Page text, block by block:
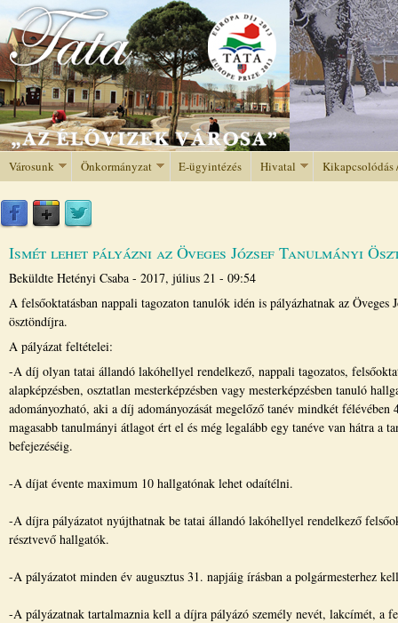
Jump to navigation
Városunk Önkormányzat E-ügyintézés Hivatal Kikapcsolódás
Ismét lehet pályázni az Öveges József Tanulmányi
Beküldte Hetényi Csaba - 2017, július 21 - 09:54
A felsőoktatásban nappali tagozaton tanulók idén is pályázhatnak az Öveges
ösztöndíjra.
A pályázat feltételei:
-A díj olyan tatai állandó lakóhellyel rendelkező, nappali tagozatos,
alapképzésben, osztatlan mesterképzésben vagy mesterképzésben tanuló
adományozható, aki a díj adományozását megelőző tanév mindkét félévében
magasabb tanulmányi átlagot ért el és még legalább egy tanéve van hátra a
befejezéséig.
-A díjat évente maximum 10 hallgatónak lehet odaítélni.
-A díjra pályázatot nyújthatnak be tatai állandó lakóhellyel rendelkező
résztvevő hallgatók.
-A pályázatot minden év augusztus 31. napjáig írásban a polgármesterhez
-A pályázatnak tartalmaznia kell a díjra pályázó személy nevét, lakcímét, a